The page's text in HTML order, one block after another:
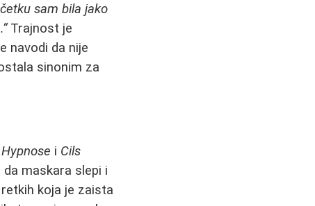
sam bila jako
Trajnost je
navodi da nije
sinonim za
i Cils
maskara slepi i
koja je zaista